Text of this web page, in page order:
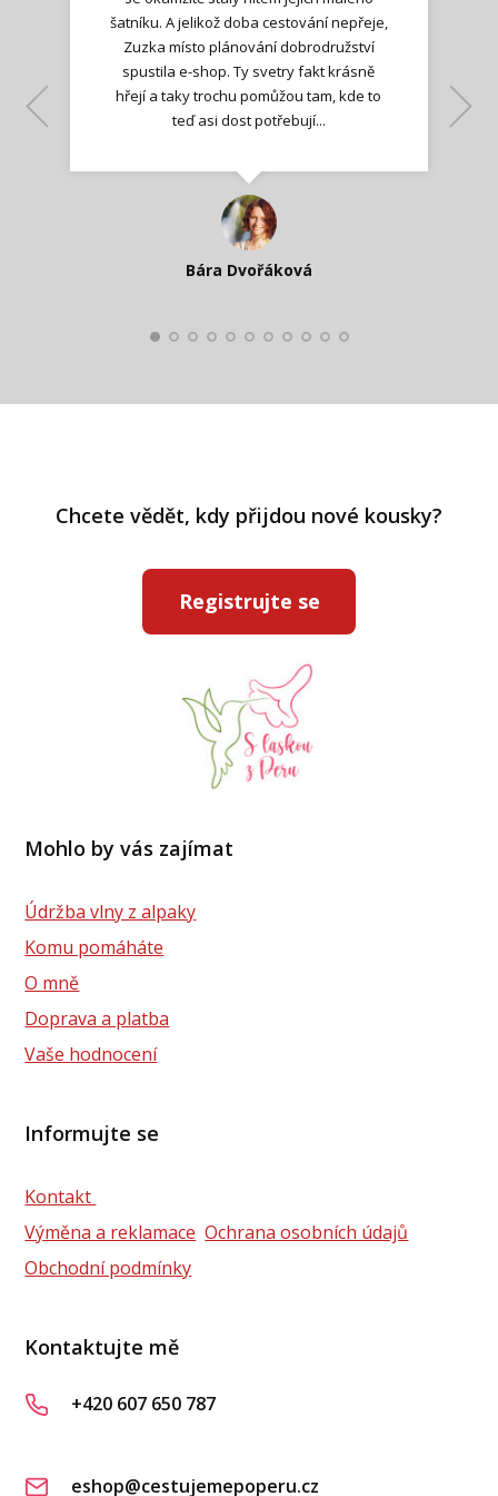
šatníku. A jelikož doba cestování nepřeje,
Zuzka místo plánování dobrodružství
spustila e-shop. Ty svetry fakt krásně
hřejí a taky trochu pomůžou tam, kde to
teď asi dost potřebují...
Bára Dvořáková
Jana T.
Kateřina Veleta Štěpánová
Ilona M.
Lenka K.
Nadšená zpráva
Katka Perháčová
Smolková
Lenka K.
Chcete vědět, kdy přijdou nové kousky?
Registrujte se
Mohlo by vás zajímat
Údržba vlny z alpaky
Komu pomáháte
O mně
Doprava a platba
Vaše hodnocení
Informujte se
Kontakt
Výměna a reklamace Ochrana osobních údajů
Obchodní podmínky
Kontaktujte mě
+420 607 650 787
eshop@cestujemepoperu.cz